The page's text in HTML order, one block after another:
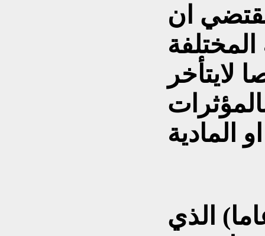
ان
لايتأخر
السيستاني (84 عاما) الذي